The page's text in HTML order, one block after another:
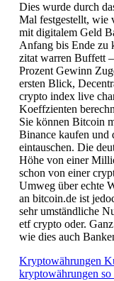
Dies wurde durch
Mal festgestellt, wie
mit digitalem Geld
Anfang bis Ende zu
zitat warren Buffett
Prozent Gewinn
ersten Blick,
crypto index live
Koeffzienten
Sie können Bitcoin
Binance kaufen und
eintauschen. Die
Höhe von einer
schon von einer
Umweg über echte
an bitcoin.de ist
sehr umständliche
etf crypto oder.
wie dies auch
Kryptowährungen
kryptowährungen so